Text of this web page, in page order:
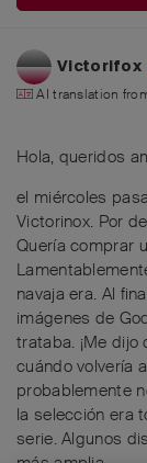
Victorifox
AI translation
Hola, queridos
el miércoles
Victorinox. Por
Quería comprar
navaja era. Al
imágenes de
trataba. ¡Me
cuándo volvería
probablemente
la selección era
serie. Algunos